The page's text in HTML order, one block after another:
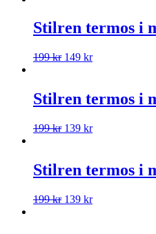
Stilren termos i
199kr 149 kr
Stilren termos i
199kr 139 kr
Stilren termos i
199kr 139 kr